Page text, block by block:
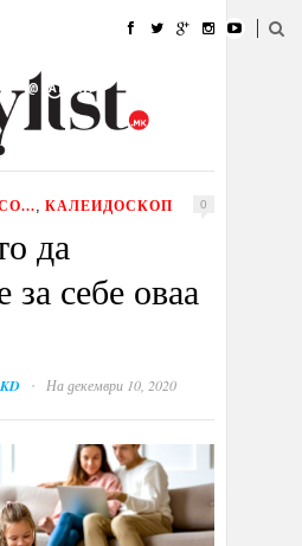
УБАВИНА
@РАБОТА
, КАЛЕИДОСКОП 0
да
за себе оваа
· На декември 10, 2020